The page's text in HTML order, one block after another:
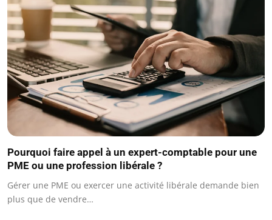
Pourquoi faire appel à un expert-comptable pour une
PME ou une profession libérale ?
Gérer une PME ou exercer une activité libérale demande bien
plus que de vendre…